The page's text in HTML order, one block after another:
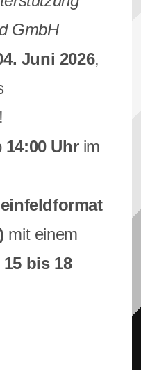
GmbH
Juni 2026,
14:00 Uhrim
mit einem
15 bis 18